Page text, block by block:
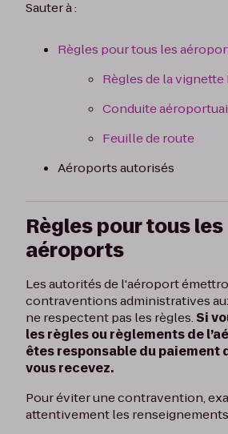
Sauter à :
Règles pour tous les
Règles de la vignette
Conduite
Feuille de route
Aéroports autorisés
Règles pour tous les
aéroports
Les autorités de l'aéroport
contraventions administratives
ne respectent pas les règles.Si
les règles ou règlements de
êtes responsable du paiement
vous recevez.
Pour éviter une contravention,
attentivement les